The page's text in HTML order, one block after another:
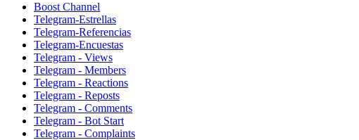
Boost Channel
Telegram-Estrellas
Telegram-Referencias
Telegram-Encuestas
Telegram - Views
Telegram - Members
Telegram - Reactions
Telegram - Reposts
Telegram - Comments
Telegram - Bot Start
Telegram - Complaints